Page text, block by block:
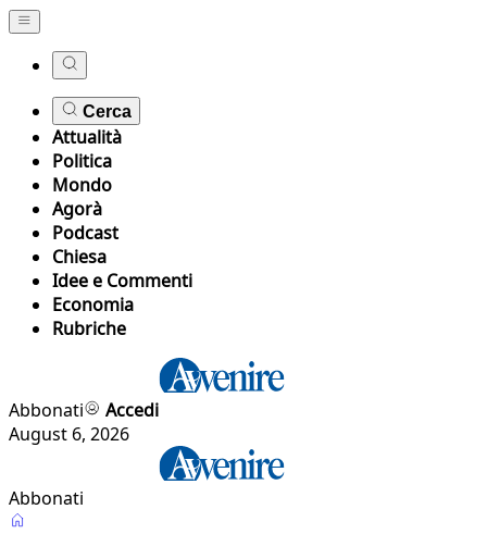
Cerca
Attualità
Politica
Mondo
Agorà
Podcast
Chiesa
Idee e Commenti
Economia
Rubriche
Abbonati
Accedi
August 6, 2026
Abbonati